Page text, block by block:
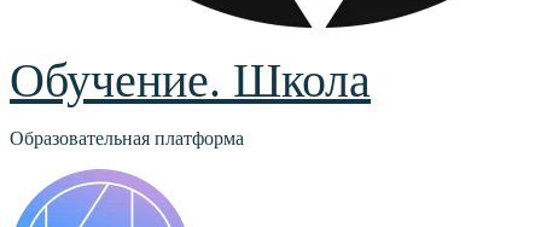
Обучение. Школа
Образовательная платформа